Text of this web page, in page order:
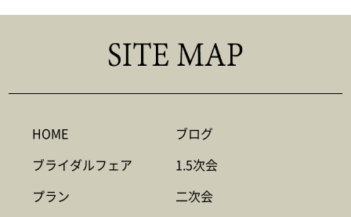
HOME
ブライダルフェア
プラン
ブログ
1.5次会
二次会